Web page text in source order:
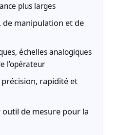
plus larges
de manipulation et de
échelles analogiques
l’opérateur
rapidité et
de mesure pour la